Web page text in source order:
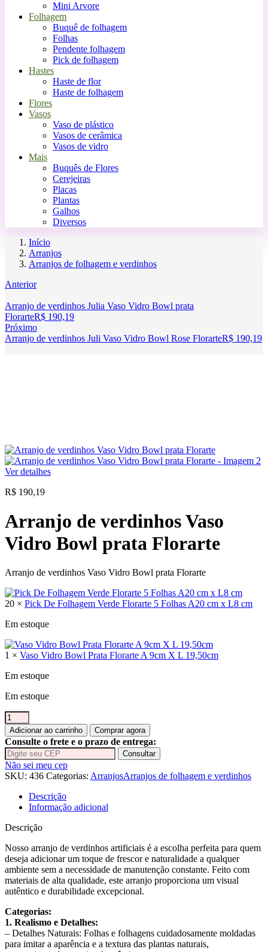
Mini Arvore
Folhagem
Buquê de folhagem
Folhas
Pendente folhagem
Pick de folhagem
Hastes
Haste de flor
Haste de folhagem
Flores
Vasos
Vaso de plástico
Vasos de cerâmica
Vasos de vidro
Mais
Buquês de Flores
Cerejeiras
Placas
Plantas
Galhos
Diversos
Início
Arranjos
Arranjos de folhagem e verdinhos
Anterior
Arranjo de verdinhos Julia Vaso Vidro Bowl prata
FlorarteR$ 190,19
Próximo
Arranjo de verdinhos Juli Vaso Vidro Bowl Rose FlorarteR$ 190,19
Ver detalhes
R$ 190,19
Arranjo de verdinhos Vaso
Vidro Bowl prata Florarte
Arranjo de verdinhos Vaso Vidro Bowl prata Florarte
20 × Pick De Folhagem Verde Florarte 5 Folhas A20 cm x L8 cm
Em estoque
1 × Vaso Vidro Bowl Prata Florarte A 9cm X L 19,50cm
Em estoque
Em estoque
Arranjo
de
verdinhos
Vaso
Vidro
Bowl
prata
Florarte
quantidade
Adicionar ao carrinho Comprar agora
Consulte o frete e o prazo de entrega:
Consultar
Não sei meu cep
SKU: 436 Categorias: ArranjosArranjos de folhagem e verdinhos
Descrição
Informação adicional
Descrição
Nosso arranjo de verdinhos artificiais é a escolha perfeita para quem
deseja adicionar um toque de frescor e naturalidade a qualquer
ambiente sem a necessidade de manutenção constante. Feito com
materiais de alta qualidade, este arranjo proporciona um visual
autêntico e durabilidade excepcional.
Categorias:
1. Realismo e Detalhes:
– Detalhes Naturais: Folhas e folhagens cuidadosamente moldadas
para imitar a aparência e a textura das plantas naturais,